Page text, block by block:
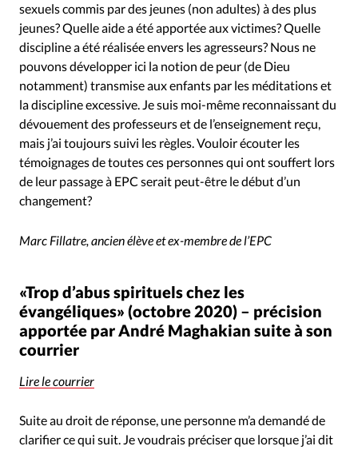
sexuels commis par des jeunes (non adultes) à des plus
jeunes? Quelle aide a été apportée aux victimes? Quelle
discipline a été réalisée envers les agresseurs? Nous ne
pouvons développer ici la notion de peur (de Dieu
notamment) transmise aux enfants par les méditations et
la discipline excessive. Je suis moi-même reconnaissant du
dévouement des professeurs et de l’enseignement reçu,
mais j’ai toujours suivi les règles. Vouloir écouter les
témoignages de toutes ces personnes qui ont souffert lors
de leur passage à EPC serait peut-être le début d’un
changement?
Marc Fillatre, ancien élève et ex-membre de l’EPC
«Trop d’abus spirituels chez les
évangéliques» (octobre 2020) – précision
apportée par André Maghakian suite à son
courrier
Lire le courrier
Suite au droit de réponse, une personne m’a demandé de
clarifier ce qui suit. Je voudrais préciser que lorsque j’ai dit